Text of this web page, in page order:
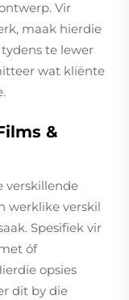
Vir
maak hierdie
te lewer
wat kliënte
&
verskillende
werklike verskil
Spesifiek vir
óf
opsies
dit by die